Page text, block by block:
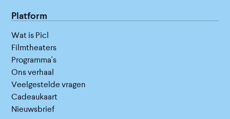
Platform
Wat is Picl
Filmtheaters
Programma's
Ons verhaal
Veelgestelde vragen
Cadeaukaart
Nieuwsbrief